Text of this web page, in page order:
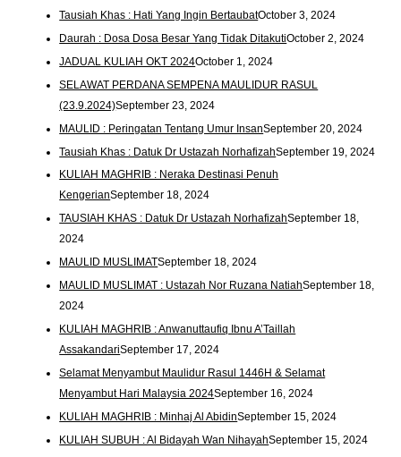
Tausiah Khas : Hati Yang Ingin BertaubatOctober 3, 2024
Daurah : Dosa Dosa Besar Yang Tidak DitakutiOctober 2, 2024
JADUAL KULIAH OKT 2024October 1, 2024
SELAWAT PERDANA SEMPENA MAULIDUR RASUL
(23.9.2024)September 23, 2024
MAULID : Peringatan Tentang Umur InsanSeptember 20, 2024
Tausiah Khas : Datuk Dr Ustazah NorhafizahSeptember 19, 2024
KULIAH MAGHRIB : Neraka Destinasi Penuh
KengerianSeptember 18, 2024
TAUSIAH KHAS : Datuk Dr Ustazah NorhafizahSeptember 18,
2024
MAULID MUSLIMATSeptember 18, 2024
MAULID MUSLIMAT : Ustazah Nor Ruzana NatiahSeptember 18,
2024
KULIAH MAGHRIB : Anwanuttaufiq Ibnu A’Taillah
AssakandariSeptember 17, 2024
Selamat Menyambut Maulidur Rasul 1446H & Selamat
Menyambut Hari Malaysia 2024September 16, 2024
KULIAH MAGHRIB : Minhaj Al AbidinSeptember 15, 2024
KULIAH SUBUH : Al Bidayah Wan NihayahSeptember 15, 2024